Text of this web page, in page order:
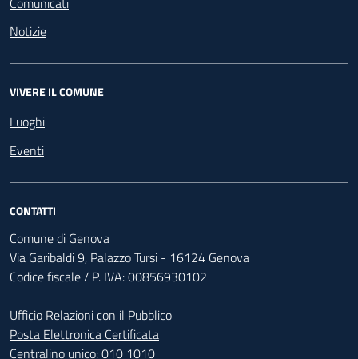
Notizie
VIVERE IL COMUNE
Luoghi
Eventi
CONTATTI
Comune di Genova
Via Garibaldi 9, Palazzo Tursi - 16124 Genova
Codice fiscale / P. IVA: 00856930102
Ufficio Relazioni con il Pubblico
Posta Elettronica Certificata
Centralino unico:010 1010